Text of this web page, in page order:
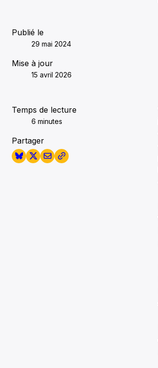
Publié le
29 mai 2024
Mise à jour
15 avril 2026
Temps de lecture
6 minutes
Partager